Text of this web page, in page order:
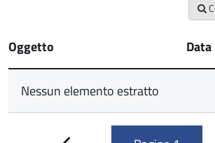
Oggetto Data
Nessun elemento estratto